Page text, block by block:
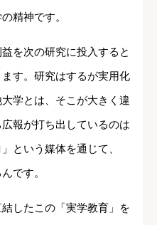
精神です。
を次の研究に投入すると
す。研究はするが実用化
学とは、そこが大きく違
報が打ち出しているのは
という媒体を通じて、
です。
したこの「実学教育」を